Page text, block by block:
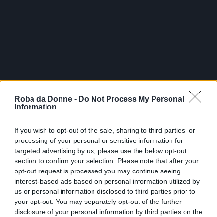
Roba da Donne - Do Not Process My Personal
Information
If you wish to opt-out of the sale, sharing to third parties, or
processing of your personal or sensitive information for
targeted advertising by us, please use the below opt-out
section to confirm your selection. Please note that after your
opt-out request is processed you may continue seeing
interest-based ads based on personal information utilized by
us or personal information disclosed to third parties prior to
your opt-out. You may separately opt-out of the further
disclosure of your personal information by third parties on the
Fonte: web
FOTO1 DI 11 INGRANDISCI